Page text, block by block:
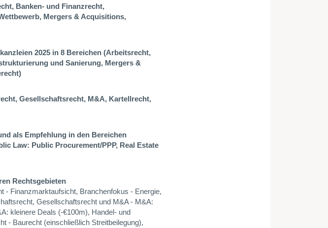
Banken- und Finanzrecht,
Mergers & Acquisitions,
2025 in 8 Bereichen (Arbeitsrecht,
und Sanierung, Mergers &
Gesellschaftsrecht, M&A, Kartellrecht,
als Empfehlung in den Bereichen
Law: Public Procurement/PPP, Real Estate
Rechtsgebieten
- Finanzmarktaufsicht, Branchenfokus - Energie,
Gesellschaftsrecht und M&A - M&A:
kleinere Deals (-€100m), Handel- und
- Baurecht (einschließlich Streitbeilegung),